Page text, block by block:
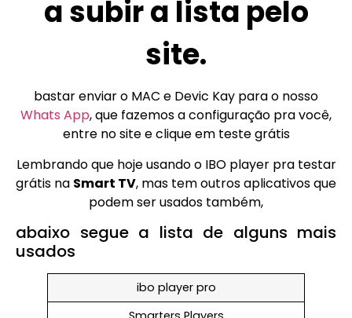
a subir a lista pelo
site.
bastar enviar o MAC e Devic Kay para o nosso
Whats App, que fazemos a configuração pra você,
entre no site e clique em teste grátis
Lembrando que hoje usando o IBO player pra testar
grátis na Smart TV, mas tem outros aplicativos que
podem ser usados também,
abaixo segue a lista de alguns mais
usados
ibo player pro